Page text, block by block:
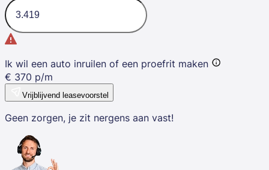
Ik wil een auto inruilen of een proefrit maken
€ 370 p/m
Vrijblijvend leasevoorstel
Geen zorgen, je zit nergens aan vast!